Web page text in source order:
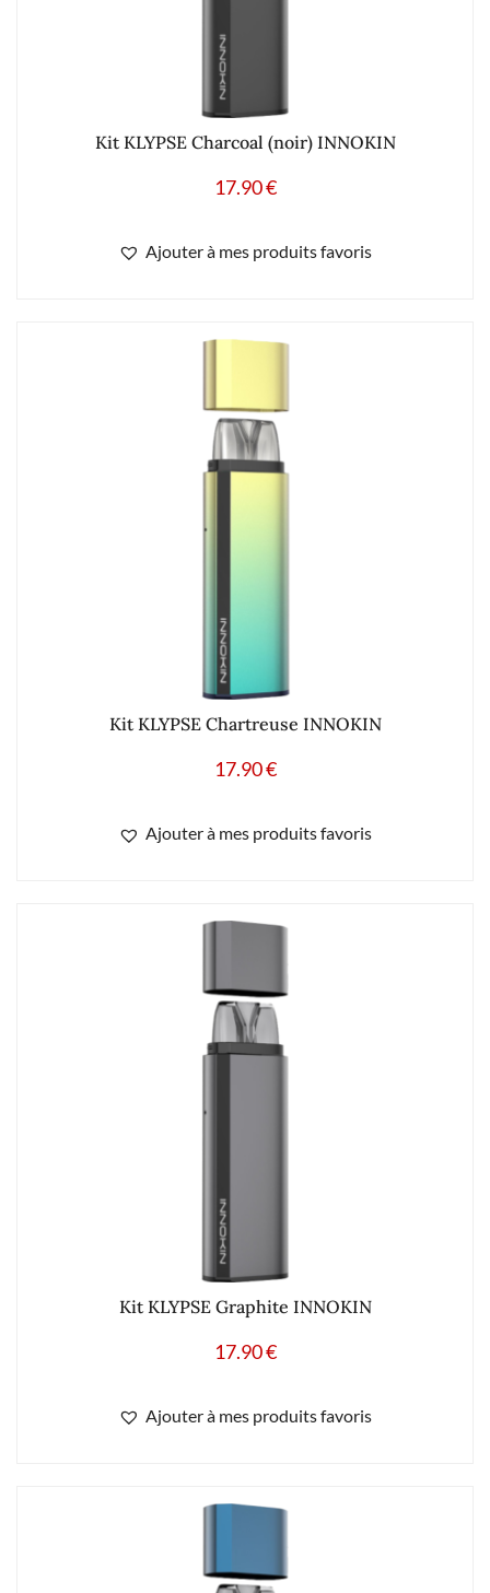
Kit KLYPSE Charcoal (noir) INNOKIN
17.90€
Ajouter à mes produits favoris
Kit KLYPSE Chartreuse INNOKIN
17.90€
Ajouter à mes produits favoris
Kit KLYPSE Graphite INNOKIN
17.90€
Ajouter à mes produits favoris